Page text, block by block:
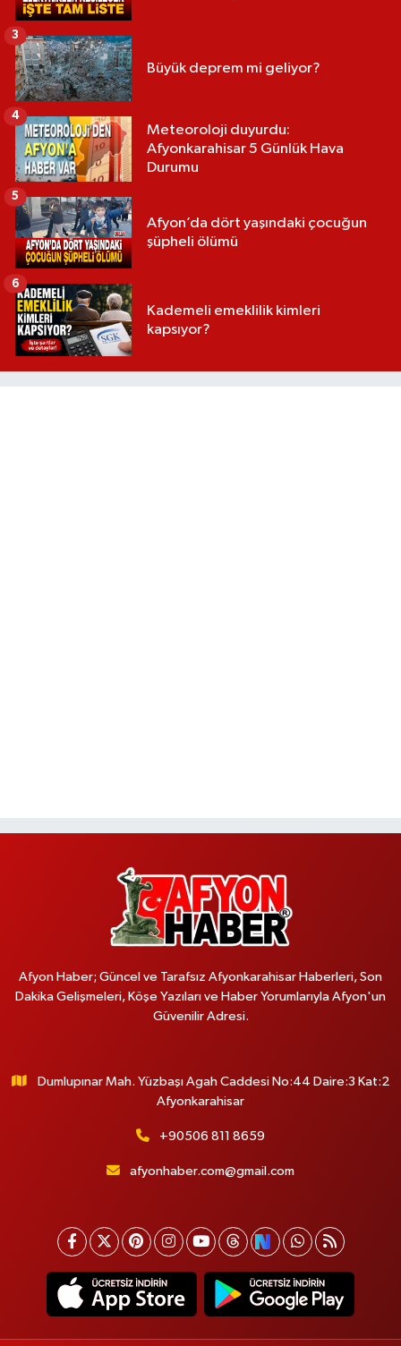
Büyük deprem mi geliyor?
3
Meteoroloji duyurdu:
Afyonkarahisar 5 Günlük Hava
Durumu
4
Afyon’da dört yaşındaki çocuğun
şüpheli ölümü
5
Kademeli emeklilik kimleri
kapsıyor?
6
Afyon Haber; Güncel ve Tarafsız Afyonkarahisar Haberleri, Son
Dakika Gelişmeleri, Köşe Yazıları ve Haber Yorumlarıyla Afyon'un
Güvenilir Adresi.
Dumlupınar Mah. Yüzbaşı Agah Caddesi No:44 Daire:3 Kat:2
Afyonkarahisar
+90506 811 8659
afyonhaber.com@gmail.com